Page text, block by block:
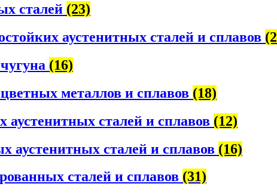
сталей (23)
аустенитных сталей и сплавов
(16)
металлов и сплавов (18)
сталей и сплавов (12)
аустенитных сталей и сплавов (16)
сталей и сплавов (31)